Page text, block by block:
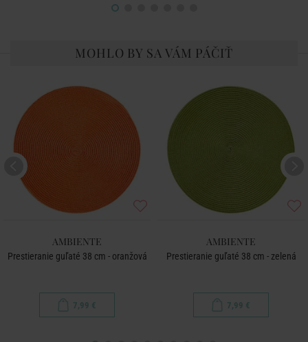
MOHLO BY SA VÁM PÁČIŤ
AMBIENTE
Prestieranie guľaté 38 cm - oranžová
7,99 €
AMBIENTE
Prestieranie guľaté 38 cm - zelená
7,99 €